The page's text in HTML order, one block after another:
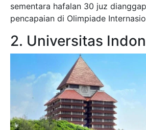
sementara hafalan 30 juz
pencapaian di Olimpiade
2. Universitas